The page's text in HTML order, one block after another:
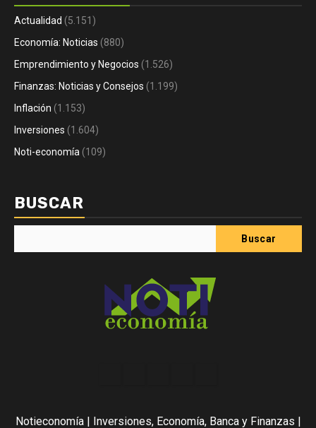
Actualidad (5.151)
Economía: Noticias (880)
Emprendimiento y Negocios (1.526)
Finanzas: Noticias y Consejos (1.199)
Inflación (1.153)
Inversiones (1.604)
Noti-economía (109)
BUSCAR
Buscar
Noti-
Notieconomía | Inversiones, Economía, Banca y Finanzas |